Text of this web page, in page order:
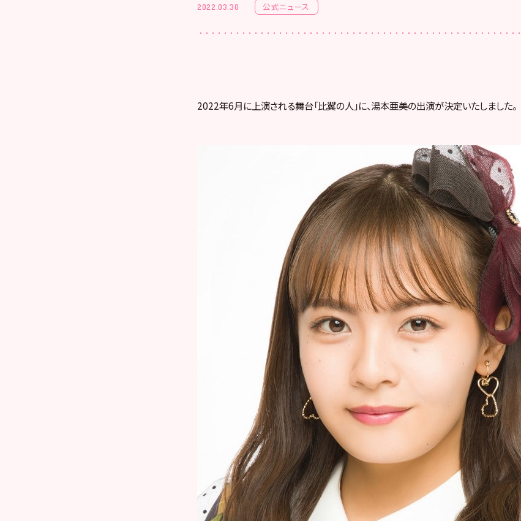
2022.03.30 公式ニュース
2022年6月に上演される舞台「比翼の人」に、湯本亜美の出演が決定いたしました。